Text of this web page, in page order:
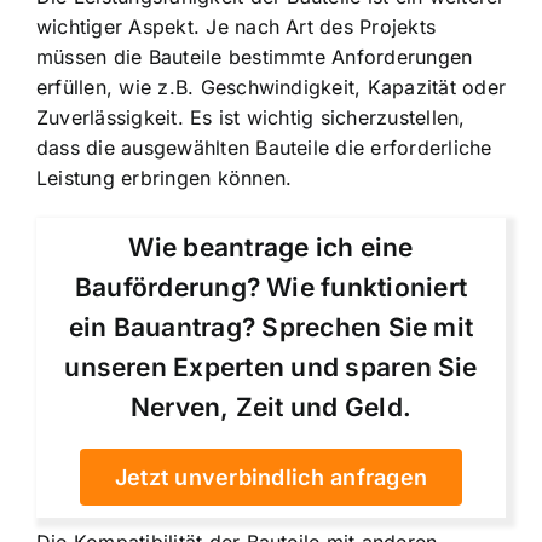
wichtiger Aspekt. Je nach Art des Projekts
müssen die Bauteile bestimmte Anforderungen
erfüllen, wie z.B. Geschwindigkeit, Kapazität oder
Zuverlässigkeit. Es ist wichtig sicherzustellen,
dass die ausgewählten Bauteile die erforderliche
Leistung erbringen können.
Wie beantrage ich eine
Bauförderung? Wie funktioniert
ein Bauantrag? Sprechen Sie mit
unseren Experten und sparen Sie
Nerven, Zeit und Geld.
Jetzt unverbindlich anfragen